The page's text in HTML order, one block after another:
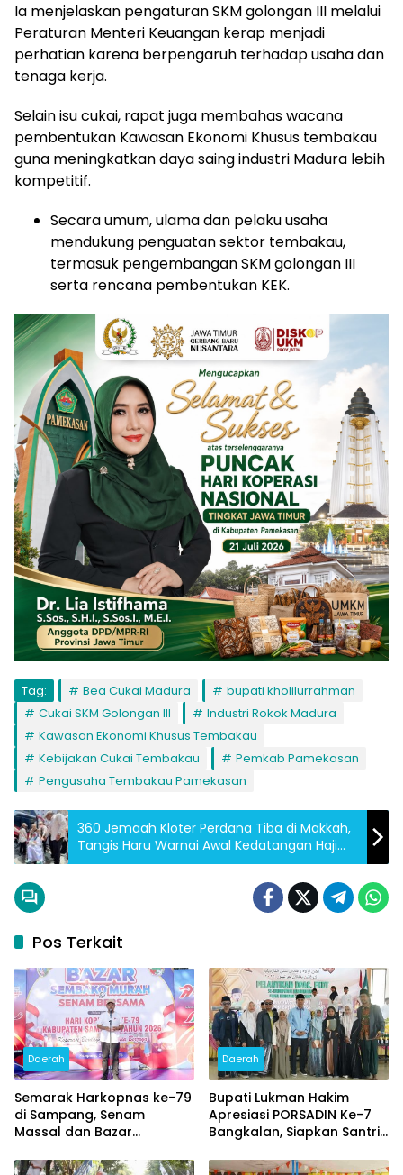
Ia menjelaskan pengaturan SKM golongan III melalui
Peraturan Menteri Keuangan kerap menjadi
perhatian karena berpengaruh terhadap usaha dan
tenaga kerja.
Selain isu cukai, rapat juga membahas wacana
pembentukan Kawasan Ekonomi Khusus tembakau
guna meningkatkan daya saing industri Madura lebih
kompetitif.
Secara umum, ulama dan pelaku usaha
mendukung penguatan sektor tembakau,
termasuk pengembangan SKM golongan III
serta rencana pembentukan KEK.
Tag: Bea Cukai Madura
bupati kholilurrahman
Cukai SKM Golongan III
Industri Rokok Madura
Kawasan Ekonomi Khusus Tembakau
Kebijakan Cukai Tembakau
Pemkab Pamekasan
Pengusaha Tembakau Pamekasan
360 Jemaah Kloter Perdana Tiba di Makkah,
Tangis Haru Warnai Awal Kedatangan Haji
Indonesia 2026
Pos Terkait
Daerah
Semarak Harkopnas ke-79
di Sampang, Senam
Massal dan Bazar
Warga
Daerah
Bupati Lukman Hakim
Apresiasi PORSADIN Ke-7
Bangkalan, Siapkan Santri
Provinsi dan Nasional